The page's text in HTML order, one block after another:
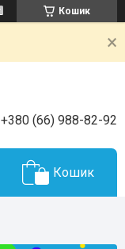
Кошик
+380 (66) 988-82-92
Кошик